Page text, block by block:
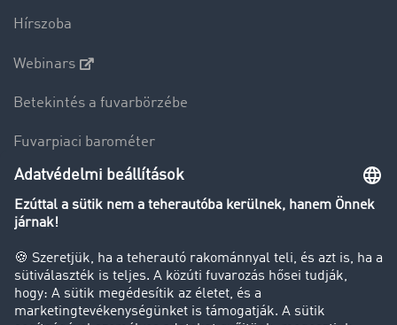
Hírszoba
Webinars
Betekintés a fuvarbörzébe
Fuvarpiaci barométer
Transzportlexikon
Tehergépkocsi-forgalomkorlátozás
Cég
Sikertörténetek